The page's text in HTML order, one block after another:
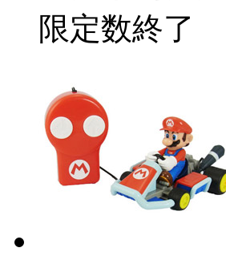
限定数終了